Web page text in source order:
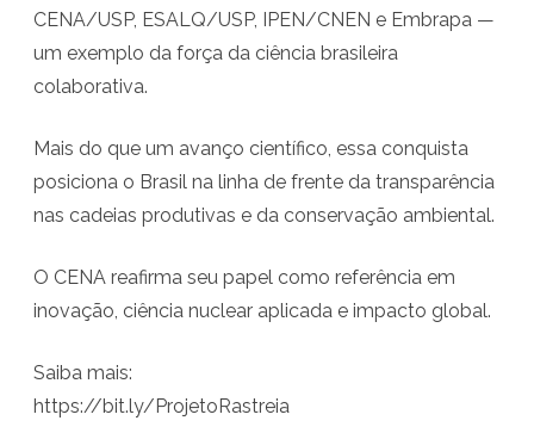
e
r
e
o
l
c
CENA/USP, ESALQ/USP, IPEN/CNEN e Embrapa —
um exemplo da força da ciência brasileira
colaborativa.
Mais do que um avanço científico, essa conquista
posiciona o Brasil na linha de frente da transparência
nas cadeias produtivas e da conservação ambiental.
O CENA reafirma seu papel como referência em
inovação, ciência nuclear aplicada e impacto global.
Saiba mais:
https://bit.ly/ProjetoRastreia